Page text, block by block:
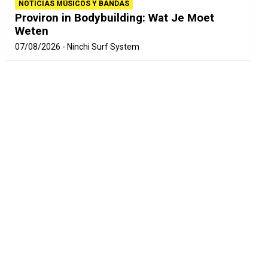
NOTICIAS MÚSICOS Y BANDAS
Proviron in Bodybuilding: Wat Je Moet
Weten
07/08/2026 Ninchi Surf System